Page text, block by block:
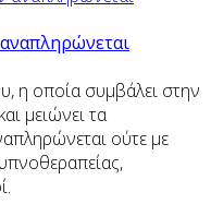
η οποία συμβάλει στην
μειώνει τα
ούτε με